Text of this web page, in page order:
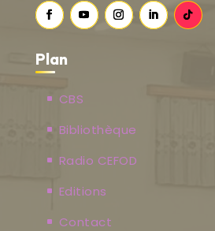
Plan
CBS
Bibliothèque
Radio CEFOD
Editions
Contact